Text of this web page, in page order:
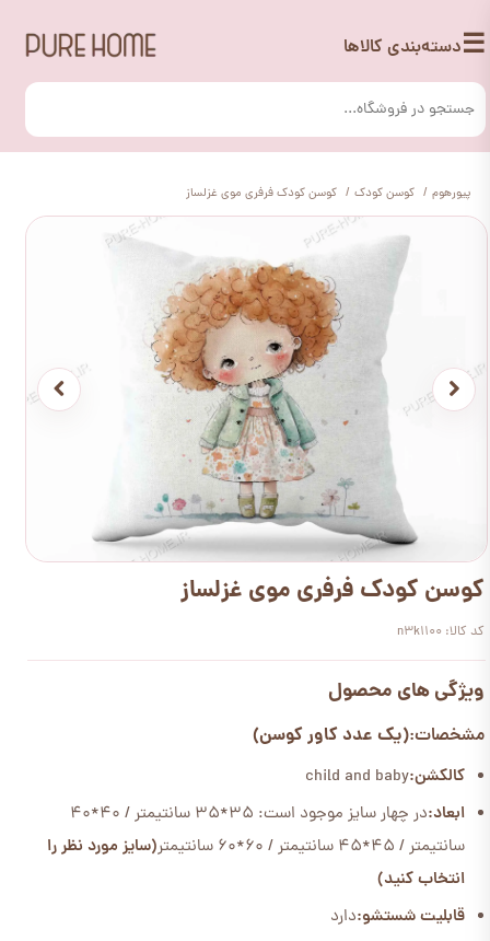
☰دسته‌بندی کالاها
پیورهوم کوسن کودک کوسن کودک فرفری موی غزلساز
کوسن کودک فرفری موی غزلساز
کد کالا: n3k1100
ویژگی های محصول
مشخصات:(یک عدد کاور کوسن)
کالکشن:child and baby
ابعاد:
در چهار سایز موجود است: 35*35 سانتیمتر / 40*40
سانتیمتر / 45*45 سانتیمتر / 60*60 سانتیمتر
(سایز مورد نظر را
انتخاب کنید)
قابلیت شستشو:دارد